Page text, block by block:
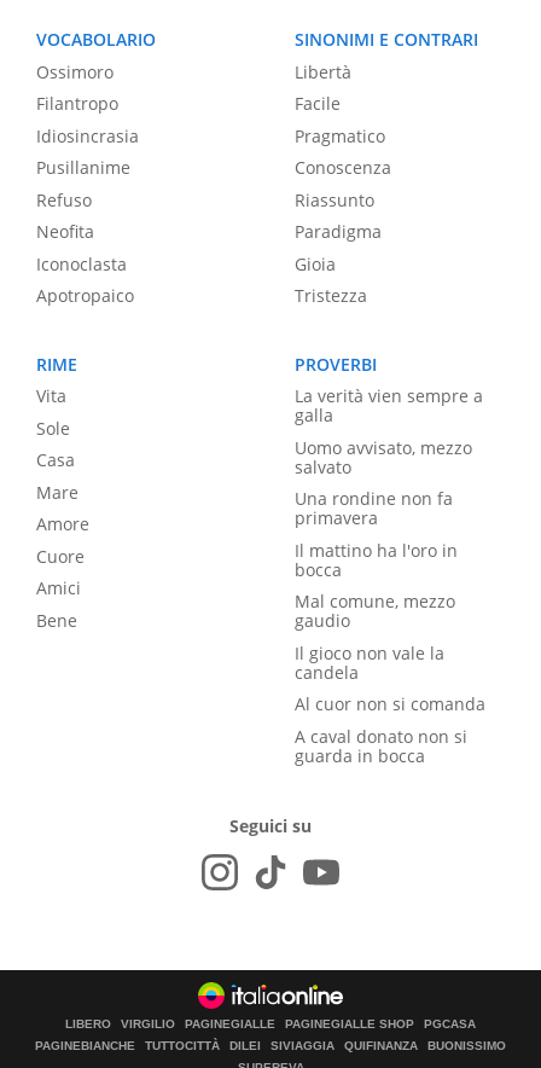
VOCABOLARIO
Ossimoro
Filantropo
Idiosincrasia
Pusillanime
Refuso
Neofita
Iconoclasta
Apotropaico
SINONIMI E CONTRARI
Libertà
Facile
Pragmatico
Conoscenza
Riassunto
Paradigma
Gioia
Tristezza
RIME
Vita
Sole
Casa
Mare
Amore
Cuore
Amici
Bene
PROVERBI
La verità vien sempre a
galla
Uomo avvisato, mezzo
salvato
Una rondine non fa
primavera
Il mattino ha l'oro in
bocca
Mal comune, mezzo
gaudio
Il gioco non vale la
candela
Al cuor non si comanda
A caval donato non si
guarda in bocca
Seguici su
LIBERO VIRGILIO PAGINEGIALLE PAGINEGIALLE SHOP
PGCASA
PAGINEBIANCHE
TUTTOCITTÀ DILEI SIVIAGGIA QUIFINANZA
BUONISSIMO